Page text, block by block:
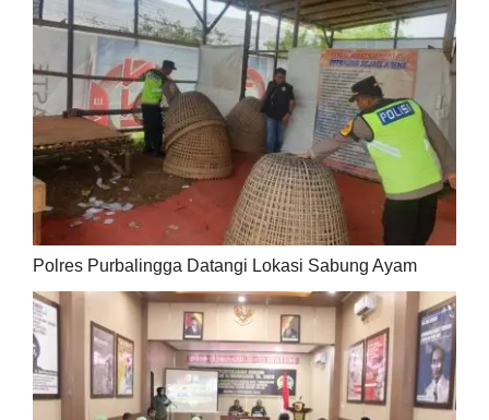
Polres Purbalingga Datangi Lokasi Sabung Ayam